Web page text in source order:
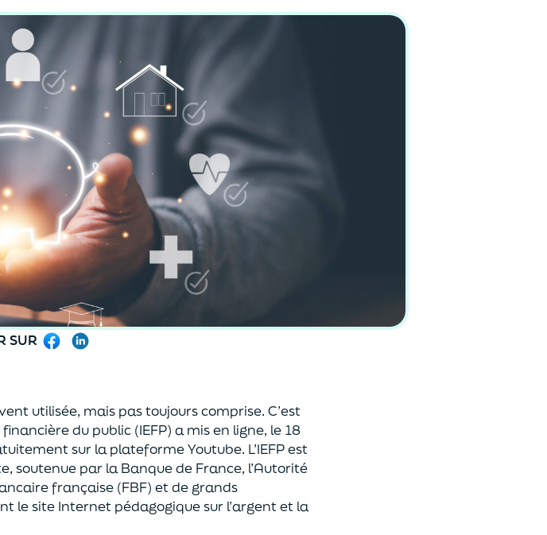
SUR Facebook
utilisée, mais pas toujours comprise. C’est
du public (IEFP) a mis en ligne, le 18
sur la plateformeYoutube. L’IEFP est
soutenue par la Banque de France, l’Autorité
française (FBF) et de grands
le site Internet pédagogique sur l’argent et la